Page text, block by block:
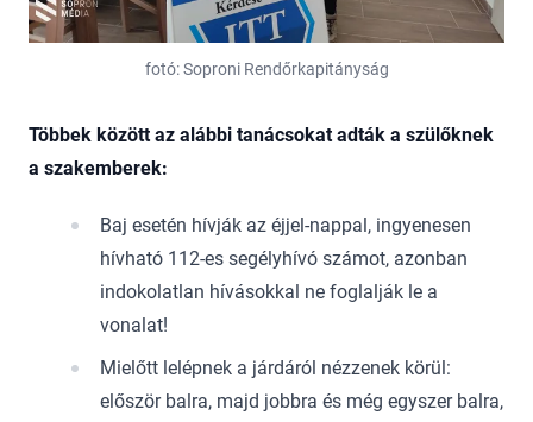
fotó: Soproni Rendőrkapitányság
Többek között az alábbi tanácsokat adták a szülőknek
a szakemberek:
Baj esetén hívják az éjjel-nappal, ingyenesen
hívható 112-es segélyhívó számot, azonban
indokolatlan hívásokkal ne foglalják le a
vonalat!
Mielőtt lelépnek a járdáról nézzenek körül:
először balra, majd jobbra és még egyszer balra,